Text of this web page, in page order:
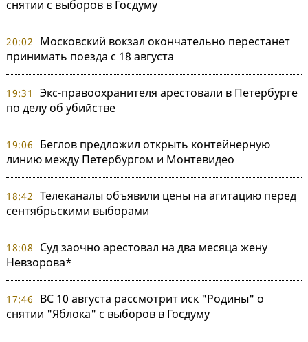
снятии с выборов в Госдуму
20:02
Московский вокзал окончательно перестанет
принимать поезда с 18 августа
19:31
Экс-правоохранителя арестовали в Петербурге
по делу об убийстве
19:06
Беглов предложил открыть контейнерную
линию между Петербургом и Монтевидео
18:42 Телеканалы объявили цены на агитацию перед
сентябрьскими выборами
18:08
Суд заочно арестовал на два месяца жену
Невзорова*
17:46
ВС 10 августа рассмотрит иск "Родины" о
снятии "Яблока" с выборов в Госдуму